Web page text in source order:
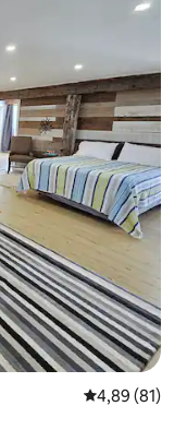
4,89 (81)